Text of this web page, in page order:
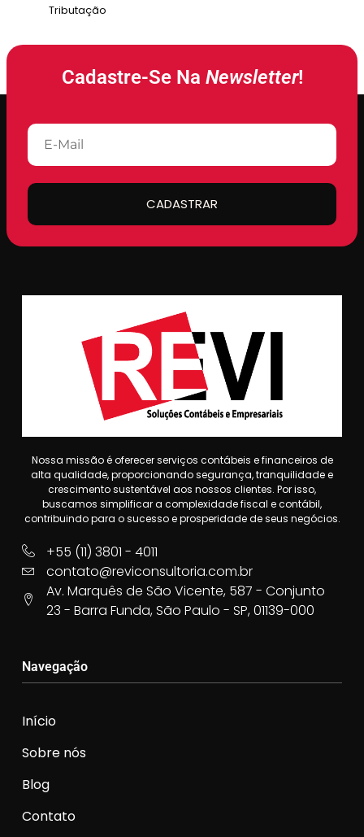
Tributação
Cadastre-Se Na Newsletter!
CADASTRAR
Nossa missão é oferecer serviços contábeis e financeiros de
alta qualidade, proporcionando segurança, tranquilidade e
crescimento sustentável aos nossos clientes. Por isso,
buscamos simplificar a complexidade fiscal e contábil,
contribuindo para o sucesso e prosperidade de seus negócios.
+55 (11) 3801 - 4011
contato@reviconsultoria.com.br
Av. Marquês de São Vicente, 587 - Conjunto
23 - Barra Funda, São Paulo - SP, 01139-000
Navegação
Início
Sobre nós
Blog
Contato